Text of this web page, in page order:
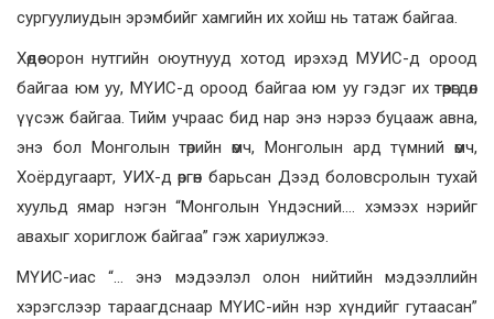
сургуулиудын эрэмбийг хамгийн их хойш нь татаж байгаа.
Хөдөө орон нутгийн оюутнууд хотод ирэхэд МУИС-д ороод
байгаа юм уу, МҮИС-д ороод байгаа юм уу гэдэг их төөрөгдөл
үүсэж байгаа. Тийм учраас бид нар энэ нэрээ буцааж авна,
энэ бол Монголын төрийн өмч, Монголын ард түмний өмч,
Хоёрдугаарт, УИХ-д өргөн барьсан Дээд боловсролын тухай
хуульд ямар нэгэн “Монголын Үндэсний…. хэмээх нэрийг
авахыг хориглож байгаа” гэж хариулжээ.
МҮИС-иас “… энэ мэдээлэл олон нийтийн мэдээллийн
хэрэгслээр тараагдснаар МҮИС-ийн нэр хүндийг гутаасан”